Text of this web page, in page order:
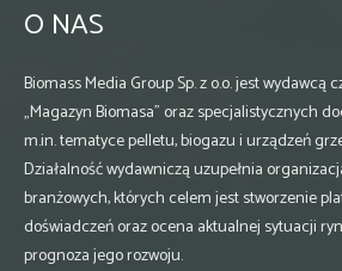
O NAS
Biomass Media Group Sp. z o.o. jest wydawcą
„Magazyn Biomasa” oraz specjalistycznych
m.in. tematyce pelletu, biogazu i urządzeń
Działalność wydawniczą uzupełnia
branżowych, których celem jest stworzenie
doświadczeń oraz ocena aktualnej sytuacji
prognoza jego rozwoju.